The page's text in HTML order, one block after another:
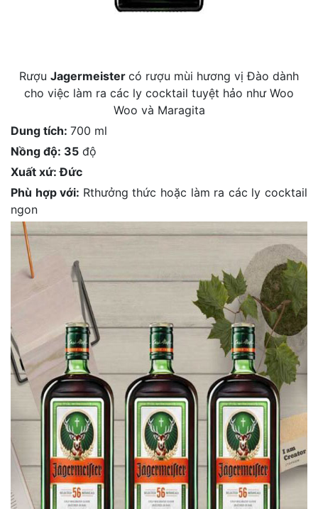
Rượu Jagermeister có rượu mùi hương vị Đào dành
cho việc làm ra các ly cocktail tuyệt hảo như Woo
Woo và Maragita
Dung tích: 700 ml
Nồng độ: 35 độ
Xuất xứ: Đức
Phù hợp với: Rthưởng thức hoặc làm ra các ly cocktail
ngon